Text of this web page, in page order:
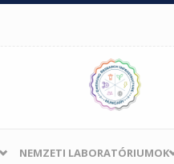
NEMZETI LABORATÓRIUMOK